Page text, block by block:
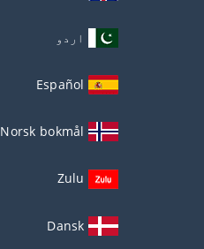
اردو
Español
Norsk bokmål
Zulu
Dansk